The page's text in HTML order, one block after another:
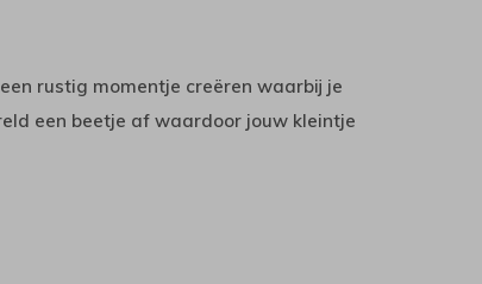
rustig momentje creëren waarbij je
een beetje af waardoor jouw kleintje